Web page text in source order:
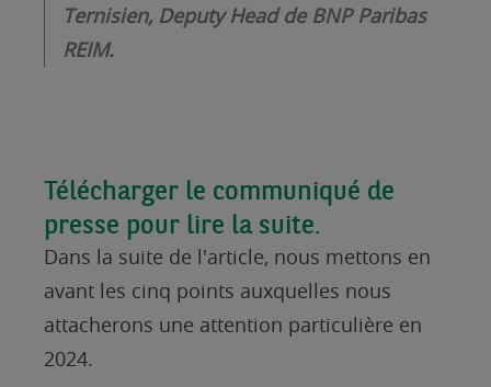
Ternisien, Deputy Head de BNP Paribas
REIM.
Télécharger le communiqué de
presse pour lire la suite.
Dans la suite de l'article, nous mettons en
avant les cinq points auxquelles nous
attacherons une attention particulière en
2024.